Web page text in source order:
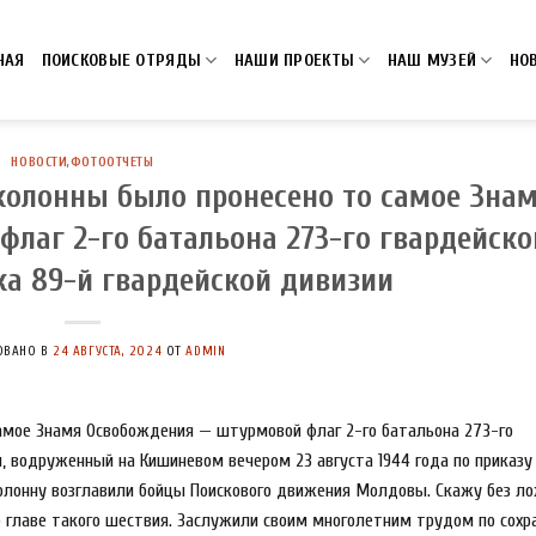
ПОИСКОВЫЕ ОТРЯДЫ НАШИ ПРОЕКТЫ НАШ МУЗЕЙ
НОВОСТИ,ФОТООТЧЕТЫ
было пронесено то самое
2-го батальона 273-го
89-й гвардейской дивизии
В 24 АВГУСТА, 2024 ОТADMIN
Знамя Освобождения — штурмовой флаг 2-го батальона 273-го
водруженный на Кишиневом вечером 23 августа 1944 года по
возглавили бойцы Поискового движения Молдовы. Скажу без
такого шествия. Заслужили своим многолетним трудом по